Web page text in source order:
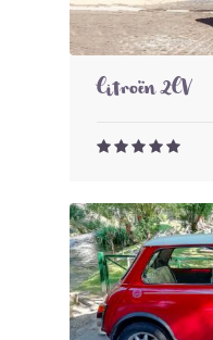
Citroën 2CV